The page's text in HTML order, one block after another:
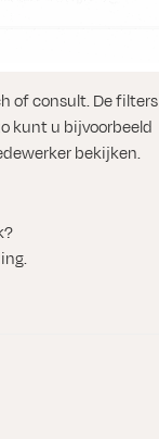
of consult. De filters
kunt u bijvoorbeeld
bekijken.